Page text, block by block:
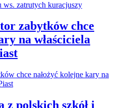
zabytków chce
na właściciela
polskich szkół i